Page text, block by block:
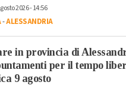
2026 - 14:56
-ALESSANDRIA
in provincia di
per il tempo
9 agosto